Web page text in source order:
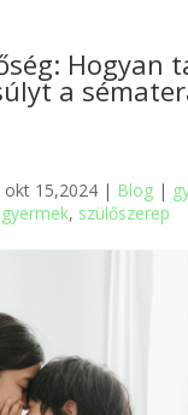
Hogyan
a
okt 15,2024 | Blog |
, szülőszerep